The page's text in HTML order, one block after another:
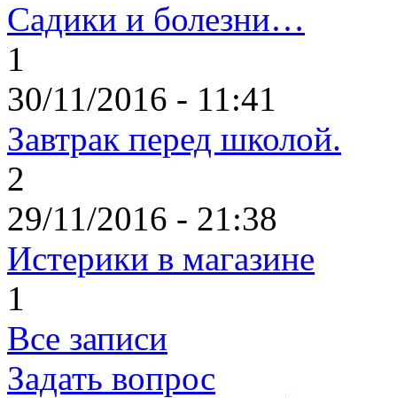
Садики и болезни…
1
30/11/2016 - 11:41
Завтрак перед школой.
2
29/11/2016 - 21:38
Истерики в магазине
1
Все записи
Задать вопрос